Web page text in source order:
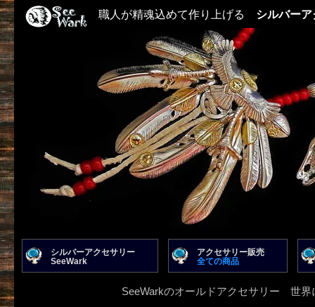
職人が精魂込めて作り上げる シルバー
シルバーアクセサリー
SeeWark
アクセサリー販売
全ての商品
SeeWarkのオールドアクセサリー 世